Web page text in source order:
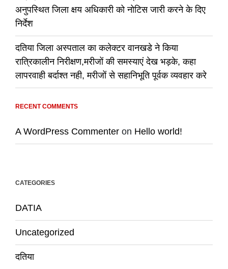
अनुपस्थित जिला क्षय अधिकारी को नोटिस जारी करने के दिए
निर्देश
दतिया जिला अस्पताल का कलेक्टर वानखडे ने किया
रात्रिकालीन निरीक्षण,मरीजों की समस्याएं देख भड़के, कहा
लापरवाही बर्दाश्त नही, मरीजों से सहानिभूति पूर्वक व्यवहार करे
RECENT COMMENTS
A WordPress Commenter on Hello world!
CATEGORIES
DATIA
Uncategorized
दतिया